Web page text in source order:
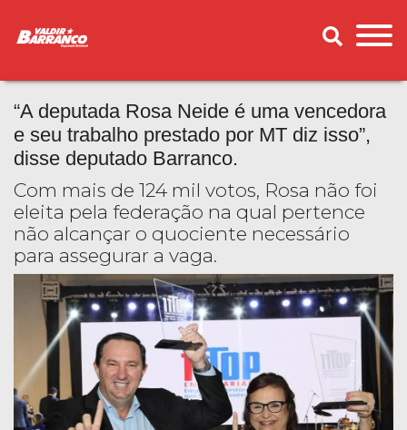
“A deputada Rosa Neide é uma vencedora
e seu trabalho prestado por MT diz isso”,
disse deputado Barranco.
Com mais de 124 mil votos, Rosa não foi
eleita pela federação na qual pertence
não alcançar o quociente necessário
para assegurar a vaga.